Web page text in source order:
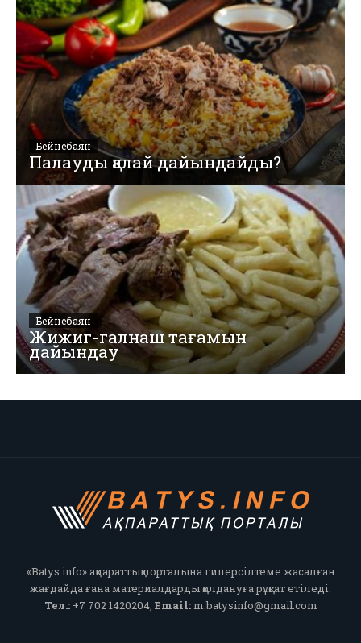
Бейнебаян
Палауды қалай дайындайды?
Бейнебаян
Жижиг-галнаш тағамын
дайындау
«Batys.info» ақпараттық порталына гиперсілтеме жасалған
жағдайда ғана материалдарды қолдануға рұқсат етіледі.
Тел.:+7 702 1420204, Email:m.batysinfo@gmail.com